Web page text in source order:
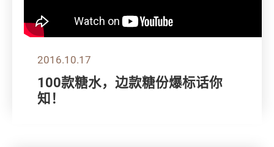
2016.10.17
100款糖水，边款糖份爆标话你
知！